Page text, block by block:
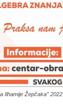
Ilhamije Žepčaka” 2022